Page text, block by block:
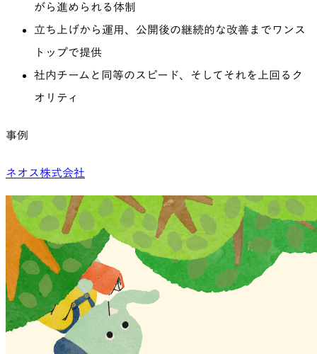
がら進められる体制
立ち上げから運用、公開後の継続的な改善までワンス
トップで提供
社内チームと同等のスピード、そしてそれを上回るク
オリティ
事例
ネオス株式会社